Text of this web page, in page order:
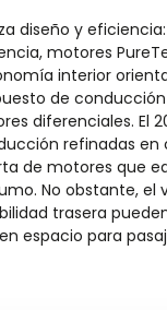
diseño y
motores
interior
de
diferenciales. El
refinadas en
de motores que
No obstante, el
trasera
espacio para